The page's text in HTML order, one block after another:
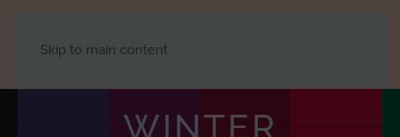
Skip to main content
WINTER